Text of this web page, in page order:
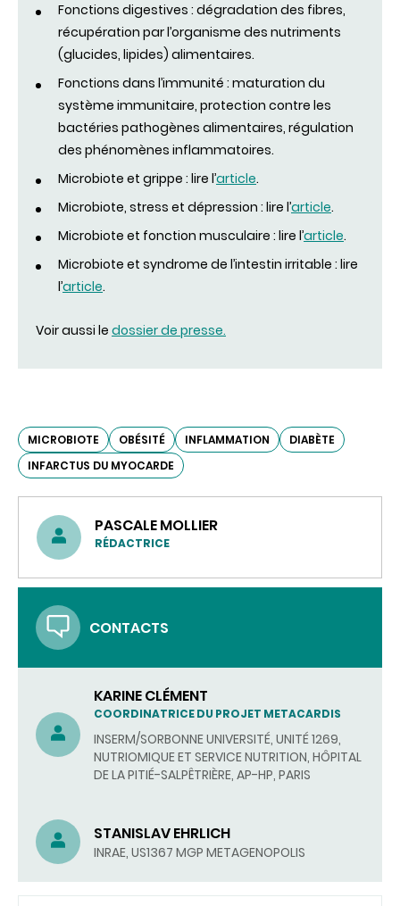
Fonctions digestives : dégradation des fibres,
récupération par l’organisme des nutriments
(glucides, lipides) alimentaires.
Fonctions dans l’immunité : maturation du
système immunitaire, protection contre les
bactéries pathogènes alimentaires, régulation
des phénomènes inflammatoires.
Microbiote et grippe : lire l’article.
Microbiote, stress et dépression : lire l’article.
Microbiote et fonction musculaire : lire l’article.
Microbiote et syndrome de l’intestin irritable : lire
l’article.
Voir aussi le dossier de presse.
MICROBIOTE OBÉSITÉ INFLAMMATION
DIABÈTE
INFARCTUS DU MYOCARDE
PASCALE MOLLIER
RÉDACTRICE
CONTACTS
KARINE CLÉMENT
COORDINATRICE DU PROJET METACARDIS
INSERM/SORBONNE UNIVERSITÉ, UNITÉ 1269,
NUTRIOMIQUE ET SERVICE NUTRITION, HÔPITAL
DE LA PITIÉ-SALPÊTRIÈRE, AP-HP, PARIS
STANISLAV EHRLICH
INRAE, US1367 MGP METAGENOPOLIS